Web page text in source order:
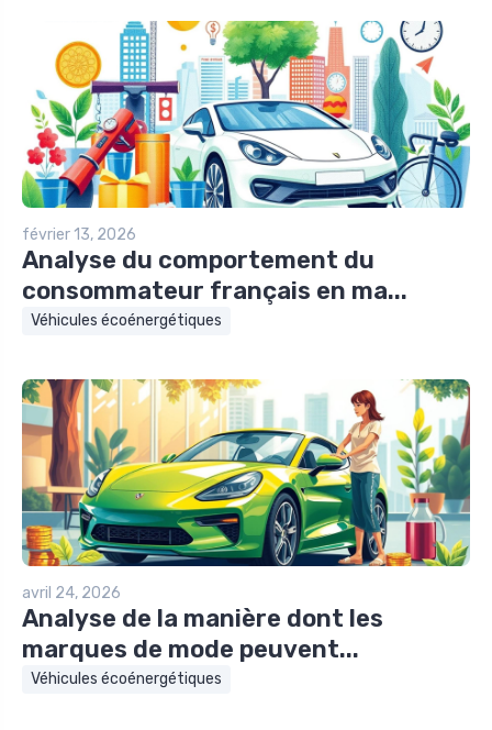
février 13, 2026
Analyse du comportement du
consommateur français en ma...
Véhicules écoénergétiques
avril 24, 2026
Analyse de la manière dont les
marques de mode peuvent...
Véhicules écoénergétiques